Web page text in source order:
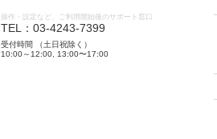
操作・設定など、ご利用開始後のサポート窓口
TEL：03-4243-7399
受付時間 （土日祝除く）
10:00～12:00, 13:00〜17:00